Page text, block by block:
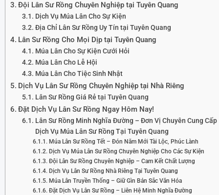
Đội Lân Sư Rồng Chuyên Nghiệp tại Tuyên Quang
Dịch Vụ Múa Lân Cho Sự Kiện
Địa Chỉ Lân Sư Rồng Uy Tín tại Tuyên Quang
Lân Sư Rồng Cho Mọi Dịp tại Tuyên Quang
Múa Lân Cho Sự Kiện Cưới Hỏi
Múa Lân Cho Lễ Hội
Múa Lân Cho Tiệc Sinh Nhật
Dịch Vụ Lân Sư Rồng Chuyên Nghiệp tại Nhà Riêng
Lân Sư Rồng Giá Rẻ tại Tuyên Quang
Đặt Dịch Vụ Lân Sư Rồng Ngay Hôm Nay!
Lân Sư Rồng Minh Nghĩa Đường – Đơn Vị Chuyên Cung Cấp
Dịch Vụ Múa Lân Sư Rồng Tại Tuyên Quang
Múa Lân Sư Rồng Tết – Đón Năm Mới Tài Lộc, Phúc Lành
Dịch Vụ Múa Lân Sư Rồng Chuyên Nghiệp Cho Các Sự Kiện
Đội Lân Sư Rồng Chuyên Nghiệp – Cam Kết Chất Lượng
Dịch Vụ Lân Sư Rồng Nhà Riêng Tại Tuyên Quang
Múa Lân Truyền Thống – Giữ Gìn Bản Sắc Văn Hóa
Đặt Dịch Vụ Lân Sư Rồng – Liên Hệ Minh Nghĩa Đường